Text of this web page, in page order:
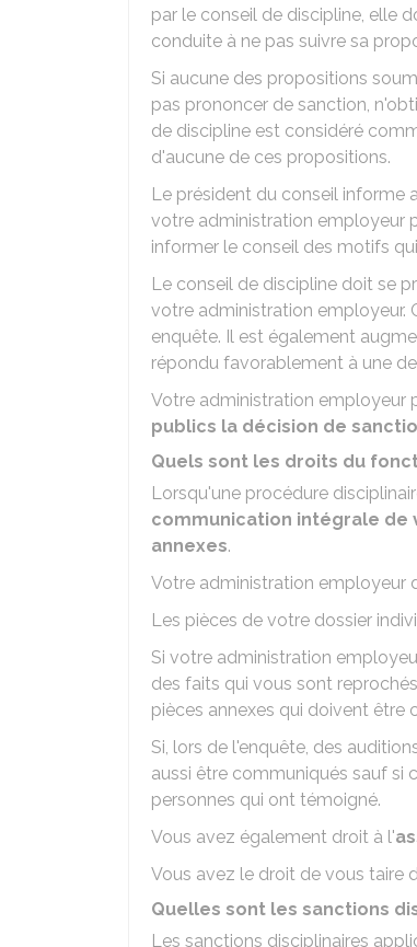
par le conseil de discipline, elle
conduite à ne pas suivre sa
Si aucune des propositions
pas prononcer de sanction,
de discipline est considéré
d'aucune de ces propositions.
Le président du conseil informe
votre administration employeur
informer le conseil des motifs
Le conseil de discipline doit se
votre administration employeur.
enquête. Il est également
répondu favorablement à une
Votre administration employeur
publics la décision de
Quels sont les droits du
Lorsqu'une procédure
communication intégrale de
annexes.
Votre administration employeur
Les pièces de votre dossier
Si votre administration
des faits qui vous sont
pièces annexes qui doivent être
Si, lors de l'enquête, des
aussi être communiqués sauf
personnes qui ont témoigné.
Vous avez également droit à l'
Vous avez le droit de vous taire
Quelles sont les sanctions
Les sanctions disciplinaires